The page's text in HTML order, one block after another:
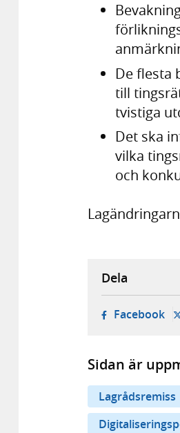
De flesta
till
tvistiga
Det ska
vilka
och
Dela
Facebook-
Sidan är
Lagrådsremiss